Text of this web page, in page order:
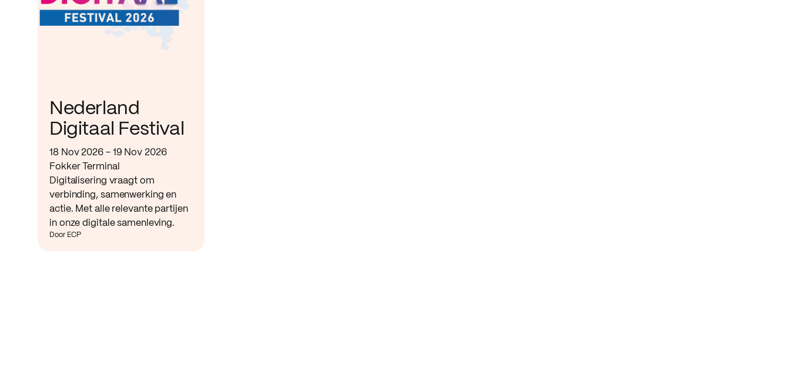
Nederland
Digitaal Festival
18 Nov 2026 - 19 Nov 2026
Fokker Terminal
Digitalisering vraagt om
verbinding, samenwerking en
actie. Met alle relevante partijen
in onze digitale samenleving.
Door ECP